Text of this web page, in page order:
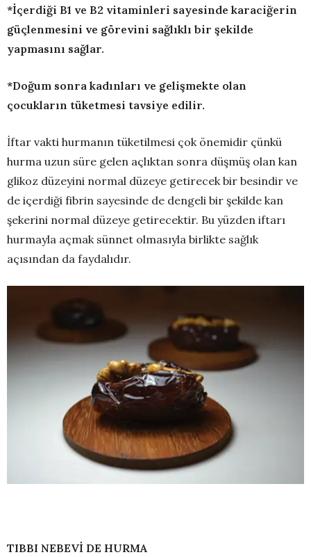
*İçerdiği B1 ve B2 vitaminleri sayesinde karaciğerin
güçlenmesini ve görevini sağlıklı bir şekilde
yapmasını sağlar.
*Doğum sonra kadınları ve gelişmekte olan
çocukların tüketmesi tavsiye edilir.
İftar vakti hurmanın tüketilmesi çok önemidir çünkü
hurma uzun süre gelen açlıktan sonra düşmüş olan kan
glikoz düzeyini normal düzeye getirecek bir besindir ve
de içerdiği fibrin sayesinde de dengeli bir şekilde kan
şekerini normal düzeye getirecektir. Bu yüzden iftarı
hurmayla açmak sünnet olmasıyla birlikte sağlık
açısından da faydalıdır.
TIBBI NEBEVİ DE HURMA